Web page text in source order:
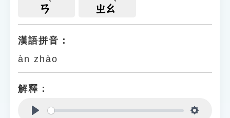
遊戲專區
貓頭鷹博士
ㄢ ㄓㄠ
漢語拼音：
àn zhào
解釋：